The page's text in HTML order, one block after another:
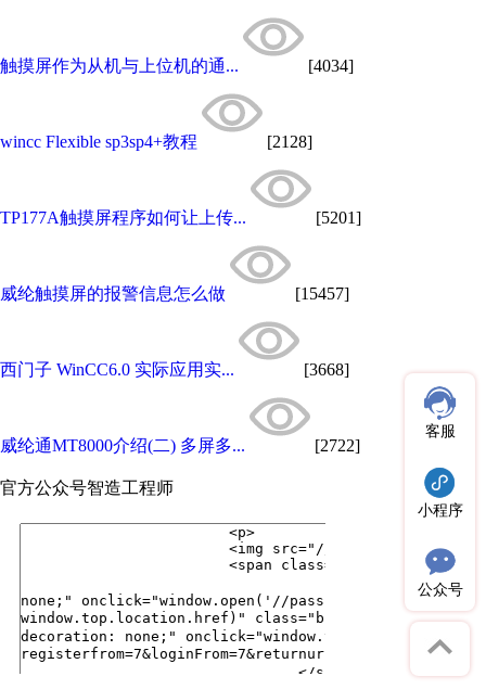
触摸屏作为从机与上位机的通... [4034]
wincc Flexible sp3sp4+教程 [2128]
TP177A触摸屏程序如何让上传... [5201]
威纶触摸屏的报警信息怎么做 [15457]
西门子 WinCC6.0 实际应用实... [3668]
威纶通MT8000介绍(二) 多屏多... [2722]
官方公众号智造工程师
客服
小程序
公众号